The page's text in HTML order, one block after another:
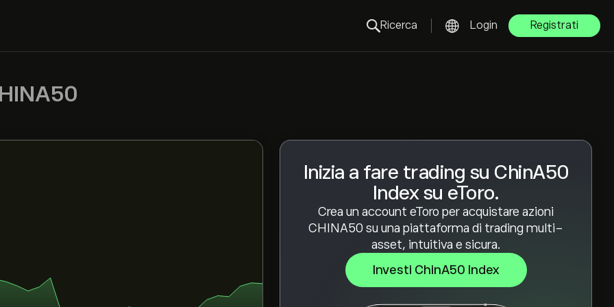
Ricerca Login Registrati
Inizia a fare trading su ChinA50
Index su eToro.
Crea un account eToro per acquistare azioni
CHINA50 su una piattaforma di trading multi-
asset, intuitiva e sicura.
Investi ChinA50 Index